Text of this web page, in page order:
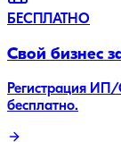
БЕСПЛАТНО
Свой бизнес
Регистрация
бесплатно.